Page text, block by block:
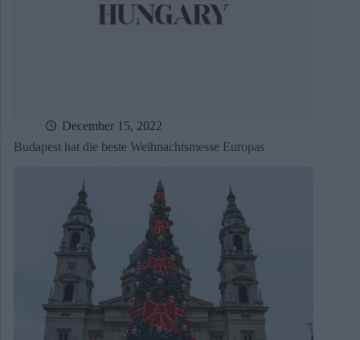
December 15, 2022
Budapest hat die beste Weihnachtsmesse Europas